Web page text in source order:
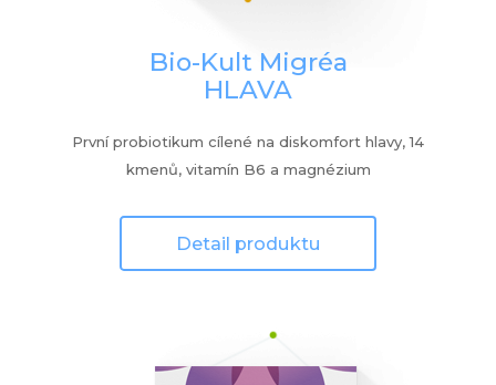
Bio-Kult Migréa
HLAVA
První probiotikum cílené na diskomfort hlavy, 14
kmenů, vitamín B6 a magnézium
Detail produktu